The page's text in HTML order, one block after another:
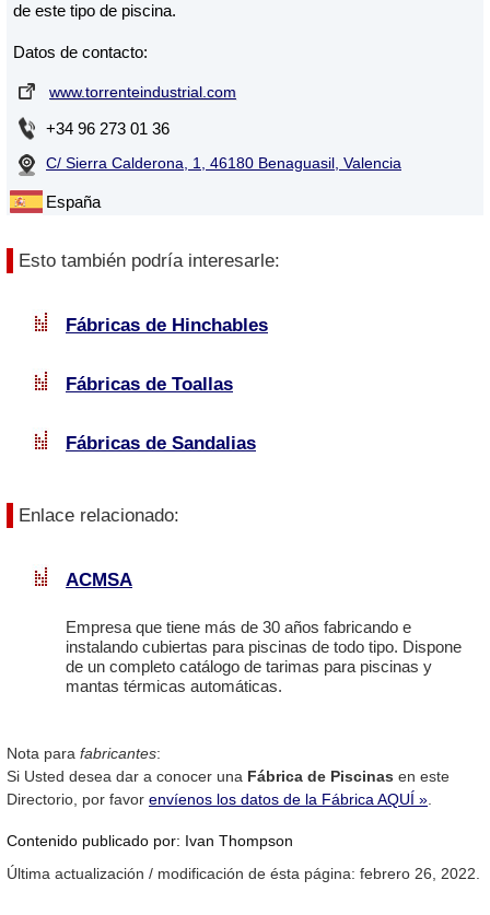
de este tipo de piscina.
Datos de contacto:
www.torrenteindustrial.com
+34 96 273 01 36
C/ Sierra Calderona, 1, 46180 Benaguasil, Valencia
España
Esto también podría interesarle:
Fábricas de Hinchables
Fábricas de Toallas
Fábricas de Sandalias
Enlace relacionado:
ACMSA
Empresa que tiene más de 30 años fabricando e
instalando cubiertas para piscinas de todo tipo. Dispone
de un completo catálogo de tarimas para piscinas y
mantas térmicas automáticas.
Nota para fabricantes:
Si Usted desea dar a conocer una Fábrica de Piscinas en este
Directorio, por favor envíenos los datos de la Fábrica AQUÍ ».
Contenido publicado por: Ivan Thompson
Última actualización / modificación de ésta página: febrero 26, 2022.